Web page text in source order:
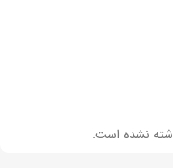
نشده است.